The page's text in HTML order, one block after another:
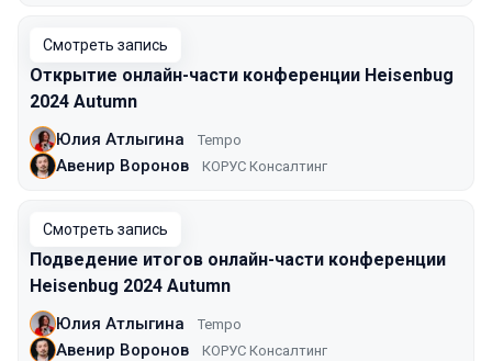
Смотреть запись
Открытие онлайн-части конференции Heisenbug
2024 Autumn
Юлия Атлыгина Tempo
Авенир Воронов КОРУС Консалтинг
Смотреть запись
Подведение итогов онлайн-части конференции
Heisenbug 2024 Autumn
Юлия Атлыгина Tempo
Авенир Воронов КОРУС Консалтинг